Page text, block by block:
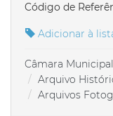
Código de
Adicionar à
Câmara
Arquivo
Arquivos